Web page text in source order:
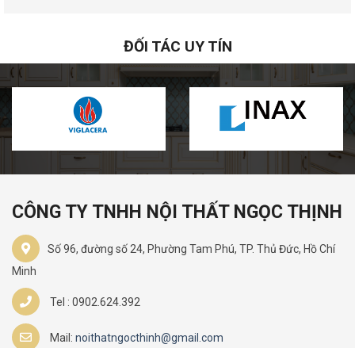
ĐỐI TÁC UY TÍN
CÔNG TY TNHH NỘI THẤT NGỌC THỊNH
Số 96, đường số 24, Phường Tam Phú, TP. Thủ Đức, Hồ Chí
Minh
Tel : 0902.624.392
Mail: noithatngocthinh@gmail.com